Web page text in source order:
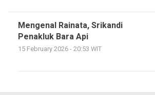
Mengenal Rainata, Srikandi
Penakluk Bara Api
15 February 2026 - 20:53 WIT